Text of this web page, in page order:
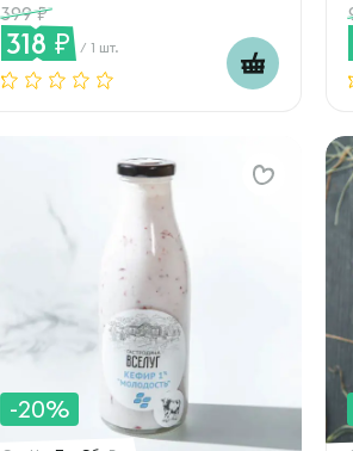
399
318 / 1 шт.
-20%